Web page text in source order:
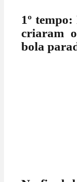
1º
criaram
bola